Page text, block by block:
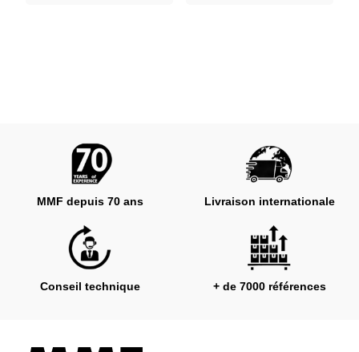
MMF depuis 70 ans Livraison internationale
Conseil technique + de 7000 références